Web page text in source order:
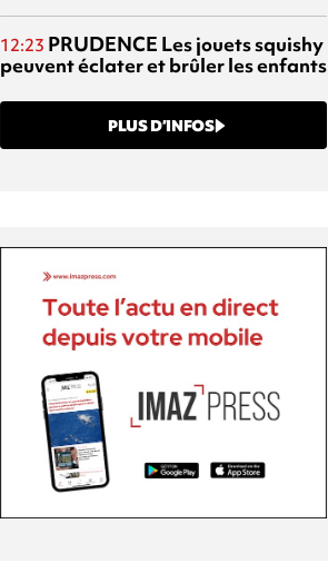
12:23 PRUDENCE Les jouets squishy
peuvent éclater et brûler les enfants
PLUS D’INFOS